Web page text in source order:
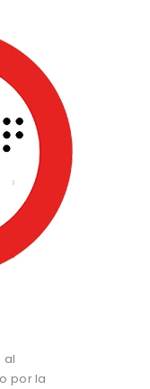
al
por la